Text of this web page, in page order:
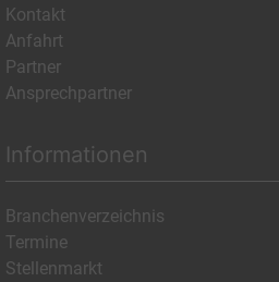
Kontakt
Anfahrt
Partner
Ansprechpartner
Informationen
Branchenverzeichnis
Termine
Stellenmarkt